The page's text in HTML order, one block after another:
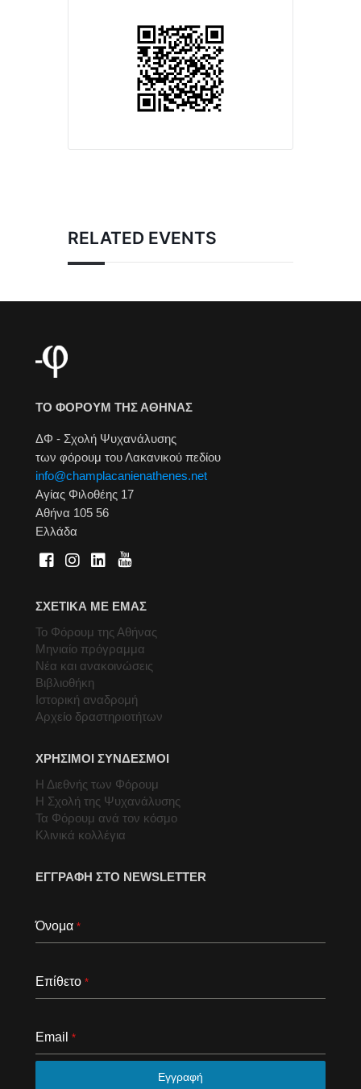
RELATED EVENTS
ΤΟ ΦΟΡΟΥΜ ΤΗΣ ΑΘΗΝΑΣ
ΔΦ - Σχολή Ψυχανάλυσης
των φόρουμ του Λακανικού πεδίου
info@champlacanienathenes.net
Αγίας Φιλοθέης 17
Αθήνα 105 56
Ελλάδα
ΣΧΕΤΙΚΑ ΜΕ ΕΜΑΣ
Το Φόρουμ της Αθήνας
Μηνιαίο πρόγραμμα
Νέα και ανακοινώσεις
Βιβλιοθήκη
Ιστορική αναδρομή
Αρχείο δραστηριοτήτων
ΧΡΗΣΙΜΟΙ ΣΥΝΔΕΣΜΟΙ
Η Διεθνής των Φόρουμ
Η Σχολή της Ψυχανάλυσης
Τα Φόρουμ ανά τον κόσμο
Κλινικά κολλέγια
ΕΓΓΡΑΦΗ ΣΤΟ NEWSLETTER
Όνομα *
Επίθετο *
Email *
Εγγραφή